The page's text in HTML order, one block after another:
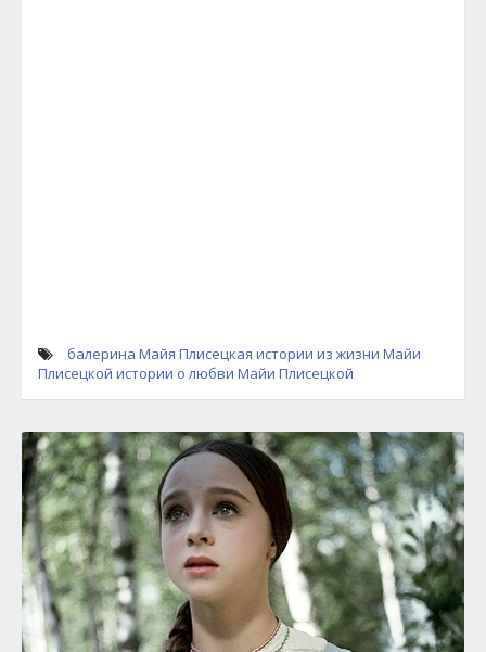
балерина Майя Плисецкая истории из жизни Майи
Плисецкой истории о любви Майи Плисецкой